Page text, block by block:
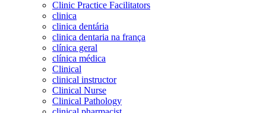
Clinic Practice Facilitators
clinica
clinica dentária
clinica dentaria na frança
clínica geral
clínica médica
Clinical
clinical instructor
Clinical Nurse
Clinical Pathology